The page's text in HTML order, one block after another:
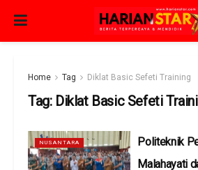
Home Tag Diklat Basic Sefeti Training
Tag: Diklat Basic Sefeti
NUSANTARA
Politeknik
Malahayati